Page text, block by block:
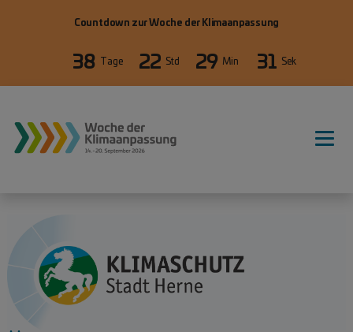
Countdown zur Woche der Klimaanpassung
38 Tage 22 Std 29 Min 31 Sek